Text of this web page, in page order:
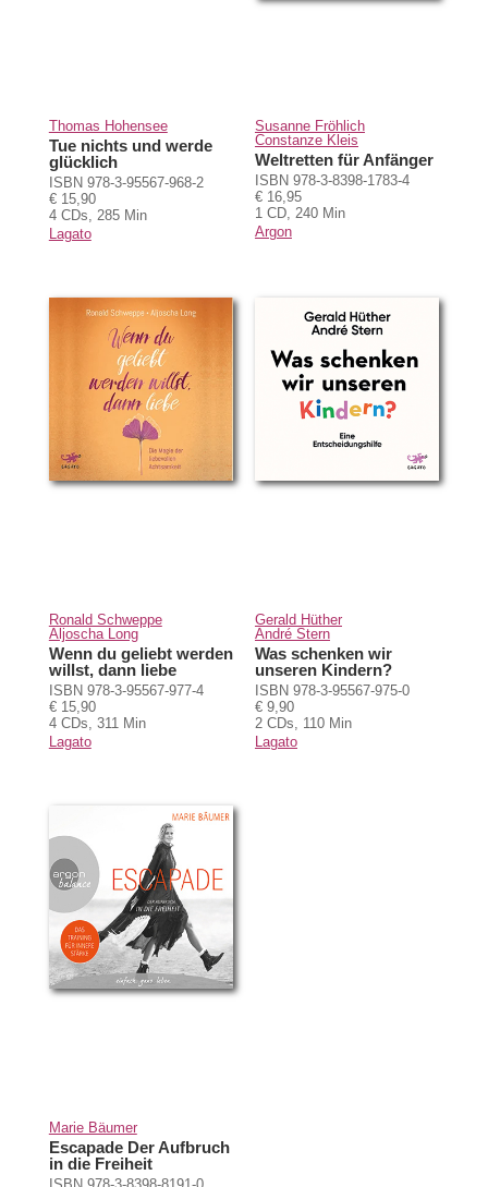
Thomas Hohensee
Tue nichts und werde
glücklich
ISBN 978-3-95567-968-2
€ 15,90
4 CDs, 285 Min
Lagato
Susanne Fröhlich
Constanze Kleis
Weltretten für Anfänger
ISBN 978-3-8398-1783-4
€ 16,95
1 CD, 240 Min
Argon
Ronald Schweppe
Aljoscha Long
Wenn du geliebt werden
willst, dann liebe
ISBN 978-3-95567-977-4
€ 15,90
4 CDs, 311 Min
Lagato
Gerald Hüther
André Stern
Was schenken wir
unseren Kindern?
ISBN 978-3-95567-975-0
€ 9,90
2 CDs, 110 Min
Lagato
Marie Bäumer
Escapade Der Aufbruch
in die Freiheit